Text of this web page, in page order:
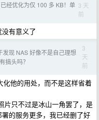
经优化为仅 100 多 KB！单 3 天
前
有意义了
发现 NAS 好像不是自己理想
搞头吗？
3
天
前
他的用处，而不是这样省着
片只不过是冰山一角罢了，是
的服务更多，我已经删了好